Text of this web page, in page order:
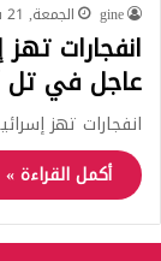
gine الجمعة, 21 فبراير, 2025
انفجارات
عاجل في تل
انفجارات تهز
أكمل القراءة »